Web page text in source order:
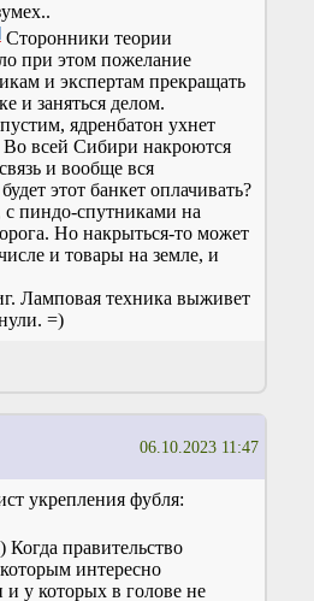
Сторонники теории
при этом пожелание
и экспертам прекращать
и заняться делом.
ядренбатон ухнет
Во всей Сибири накроются
и вообще вся
этот банкет оплачивать?
пиндо-спутниками на
Но накрыться-то может
и товары на земле, и
Ламповая техника выживет
=)
06.10.2023 11:47
укрепления фубля:
правительство
интересно
и у которых в голове не